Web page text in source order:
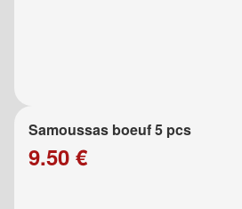
Samoussas boeuf 5 pcs
9.50 €